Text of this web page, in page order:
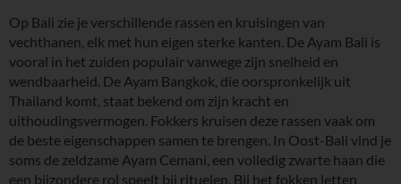
Op Bali zie je verschillende rassen en kruisingen van
vechthanen, elk met hun eigen sterke kanten. De Ayam Bali is
vooral in het zuiden populair vanwege zijn snelheid en
wendbaarheid. De Ayam Bangkok, die oorspronkelijk uit
Thailand komt, staat bekend om zijn kracht en
uithoudingsvermogen. Fokkers kruisen deze rassen vaak om
de beste eigenschappen samen te brengen. In Oost-Bali vind je
soms de zeldzame Ayam Cemani, een volledig zwarte haan die
een bijzondere rol speelt bij rituelen. Bij het fokken letten